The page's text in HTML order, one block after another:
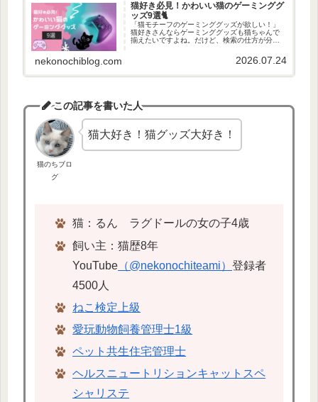
猫好き必見！かわいい猫のゲーミンググ
ッズ9選🐈
「猫モチーフのゲーミンググッズが欲しい！」
猫好きさんならゲーミンググッズも猫ちゃんで
揃えたいですよね。だけど、検索の仕方が分か
いいゲーミンググッズを探してきたのでご紹介
します。猫好きゲーマー必見です...
nekonochiblog.com 2026.07.24
この記事を書いた人
猫のちブロ
グ
猫大好き！猫グッズ大好き！
猫：るん ラグドールの女の子4歳
飼い主：猫歴8年
YouTube （@nekonochiteami）登録者
4500人
ねこ検定上級
愛玩動物飼養管理士1級
ペット共生住宅管理士
ヘルスニュートリションキャットスペ
シャリステ